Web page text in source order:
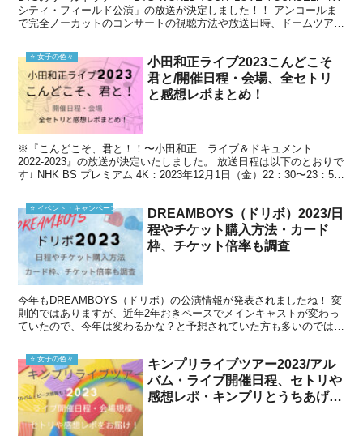
シティ・フィールド公演」の放送が決定しました！！ アンコールま
で完全ノーカットのコンサートの視聴方法や放送日時、ドームツアー
⭐️ 女子の色々
小田和正ライブ2023こんどこそ
君と/開催日程・会場、全セトリ
と感想レポまとめ！
※『こんどこそ、君と！！〜小田和正 ライブ＆ドキュメント
2022-2023』の放送が決定いたしました。 放送日程は以下のとおりで
す↓ NHK BS プレミアム 4K：2023年12月1日（金）22：30〜23：59
⭐️ イベント・キャンペーン
DREAMBOYS（ドリボ）2023/日
程やチケット購入方法・カード
枠、チケット倍率も調査
今年もDREAMBOYS（ドリボ）の公演情報が発表されましたね！ 変
則的ではありますが、近年2年おきペースでメインキャストが変わっ
ていたので、今年は変わるかな？と予想されていた方も多いのではな
⭐️ 女子の色々
キンプリライブツアー2023/アル
バム・ライブ開催日程、セトリや
感想レポ・キンプリとうちあげ情